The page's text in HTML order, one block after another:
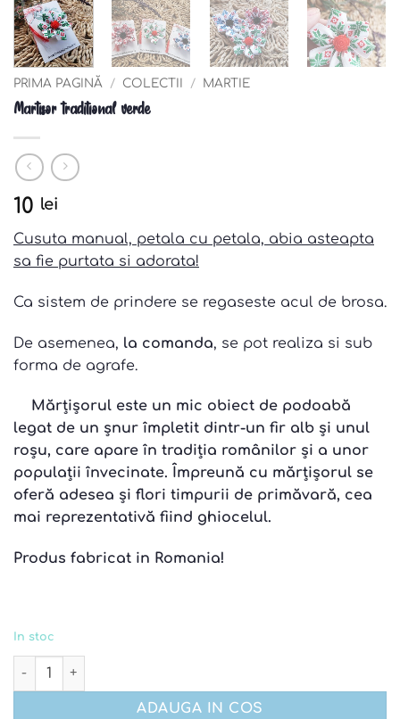
PRIMA PAGINĂ / COLECTII / MARTIE
Martisor traditional verde
10 lei
Cusuta manual, petala cu petala, abia asteapta
sa fie purtata si adorata!
Ca sistem de prindere se regaseste acul de brosa.
De asemenea, la comanda, se pot realiza si sub
forma de agrafe.
Mărțișorul este un mic obiect de podoabă
legat de un șnur împletit dintr-un fir alb și unul
roșu, care apare în tradiția românilor și a unor
populații învecinate. Împreună cu mărțișorul se
oferă adesea și flori timpurii de primăvară, cea
mai reprezentativă fiind ghiocelul.
Produs fabricat in Romania!
In stoc
Cantitate Martisor traditional verde
ADAUGA IN COS